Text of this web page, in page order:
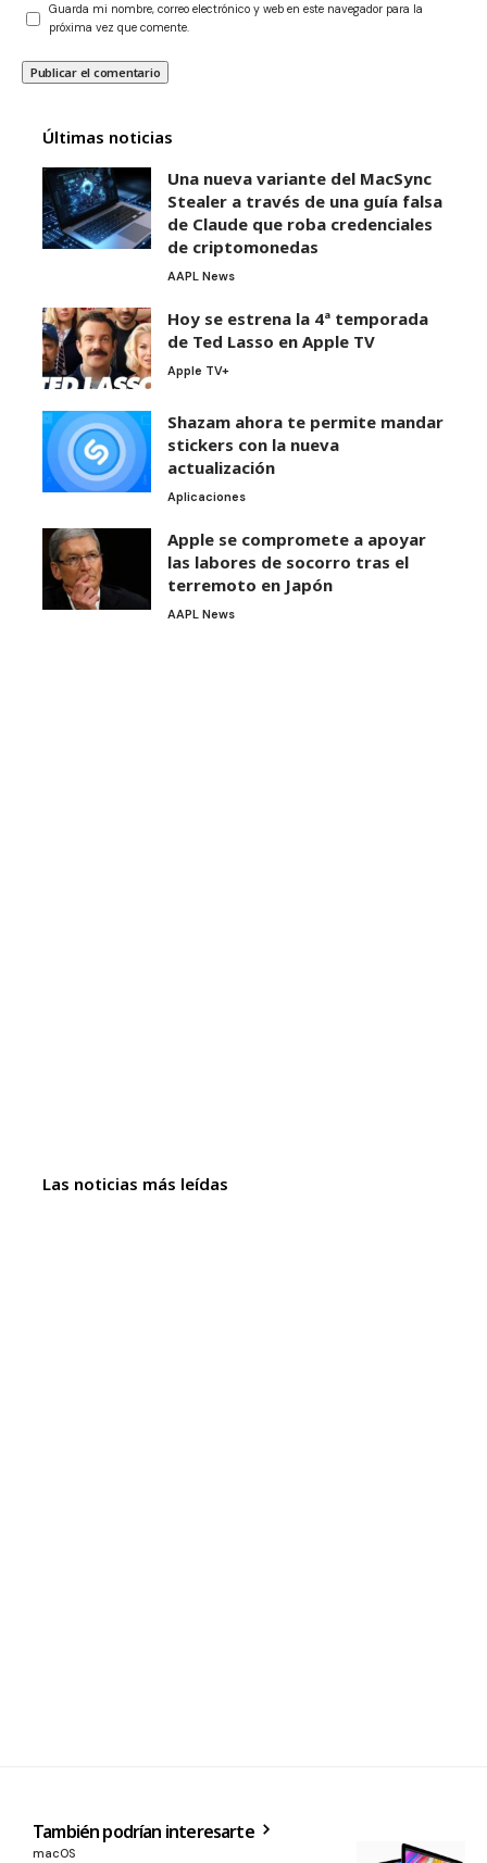
Guarda mi nombre, correo electrónico y web en este navegador para la
próxima vez que comente.
Últimas noticias
Una nueva variante del MacSync
Stealer a través de una guía falsa
de Claude que roba credenciales
de criptomonedas
AAPL News
Hoy se estrena la 4ª temporada
de Ted Lasso en Apple TV
Apple TV+
Shazam ahora te permite mandar
stickers con la nueva
actualización
Aplicaciones
Apple se compromete a apoyar
las labores de socorro tras el
terremoto en Japón
AAPL News
Las noticias más leídas
También podrían interesarte
macOS